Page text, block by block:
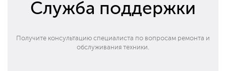
Служба поддержки
Получите консультацию специалиста по вопросам ремонта и
обслуживания техники.